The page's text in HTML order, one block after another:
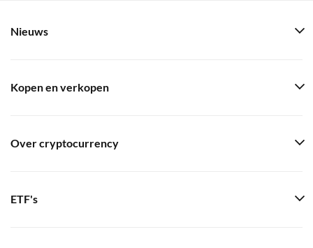
Nieuws
Kopen en verkopen
Over cryptocurrency
ETF's